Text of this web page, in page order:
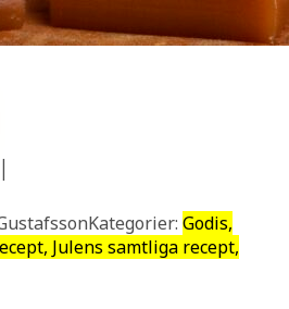
Kategorier: Godis,
Julens samtliga recept,